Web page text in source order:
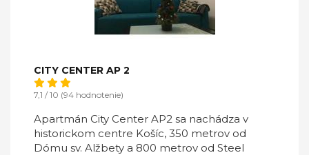
CITY CENTER AP 2
7,1 / 10 (94 hodnotenie)
Apartmán City Center AP2 sa nachádza v
historickom centre Košíc, 350 metrov od
Dómu sv. Alžbety a 800 metrov od Steel